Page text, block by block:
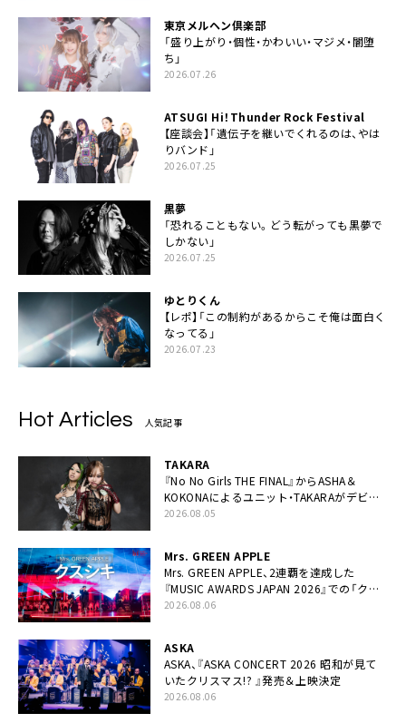
東京メルヘン倶楽部
「盛り上がり・個性・かわいい・マジメ・闇堕
ち」
2026.07.26
ATSUGI Hi！Thunder Rock Festival
【座談会】「遺伝子を継いでくれるのは、やは
りバンド」
2026.07.25
黒夢
「恐れることもない。どう転がっても黒夢で
しかない」
2026.07.25
ゆとりくん
【レポ】「この制約があるからこそ俺は面白く
なってる」
2026.07.23
Hot Articles 人気記事
TAKARA
『No No Girls THE FINAL』からASHA＆
KOKONAによるユニット・TAKARAがデビュ
ー
2026.08.05
Mrs. GREEN APPLE
Mrs. GREEN APPLE、2連覇を達成した
『MUSIC AWARDS JAPAN 2026』での「クス
シキ」ライブパフォーマンスをYouTube公開
2026.08.06
ASKA
ASKA、『ASKA CONCERT 2026 昭和が見て
いたクリスマス!? 』発売＆上映決定
2026.08.06